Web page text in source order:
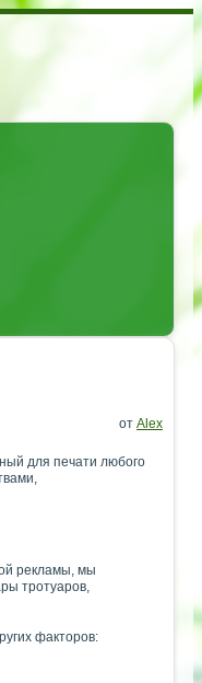
от Alex
для печати любого
рекламы, мы
тротуаров,
факторов: